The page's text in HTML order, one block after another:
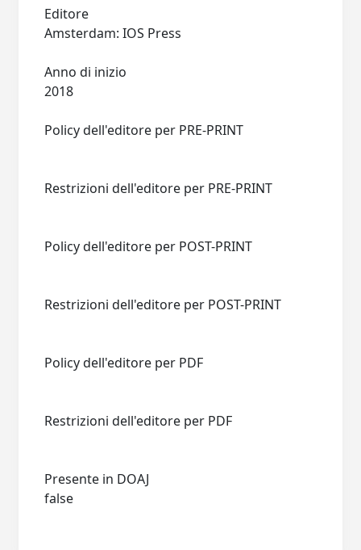
Editore
Anno di inizio
Policy dell'editore per PRE-PRINT
Restrizioni dell'editore per PRE-PRINT
Policy dell'editore per POST-PRINT
Restrizioni dell'editore per POST-PRINT
Policy dell'editore per PDF
Restrizioni dell'editore per PDF
Presente in DOAJ